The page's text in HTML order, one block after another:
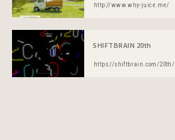
http://www.why-juice.me/
SHIFTBRAIN 20th
https://shiftbrain.com/20th/